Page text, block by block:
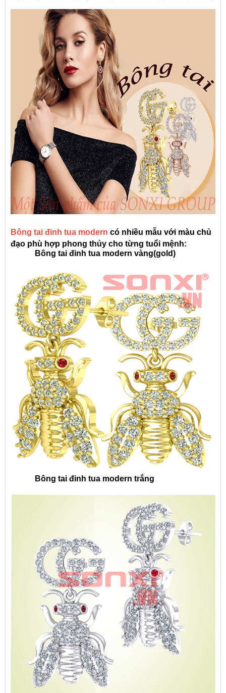
Bông tai đinh tua modern có nhiều mẫu với màu chủ
đạo phù hợp phong thủy cho từng tuổi mệnh:
Bông tai đinh tua modern vàng(gold)
Bông tai đinh tua modern trắng